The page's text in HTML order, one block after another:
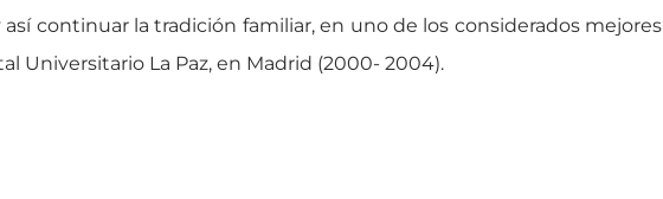
continuar la tradición familiar, en uno de los considerados mejores
Universitario La Paz, en Madrid (2000- 2004).